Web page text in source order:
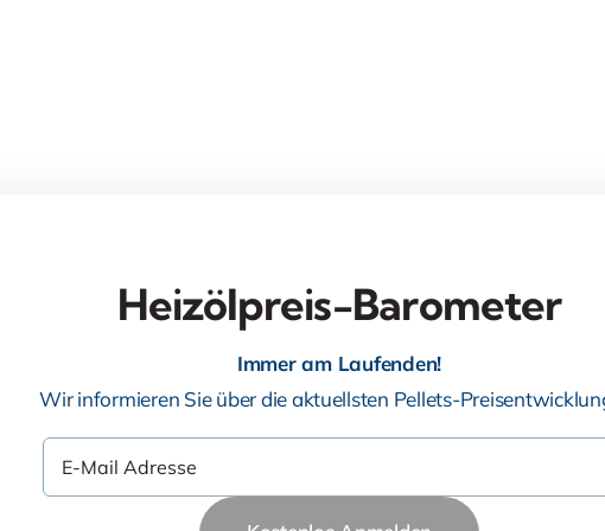
Heizölpreis-Barometer
Immer am Laufenden!
Wir informieren Sie über die aktuellsten Pellets-